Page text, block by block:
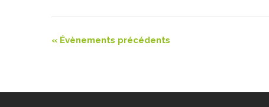
Navigation
liste
« Évènements précédents